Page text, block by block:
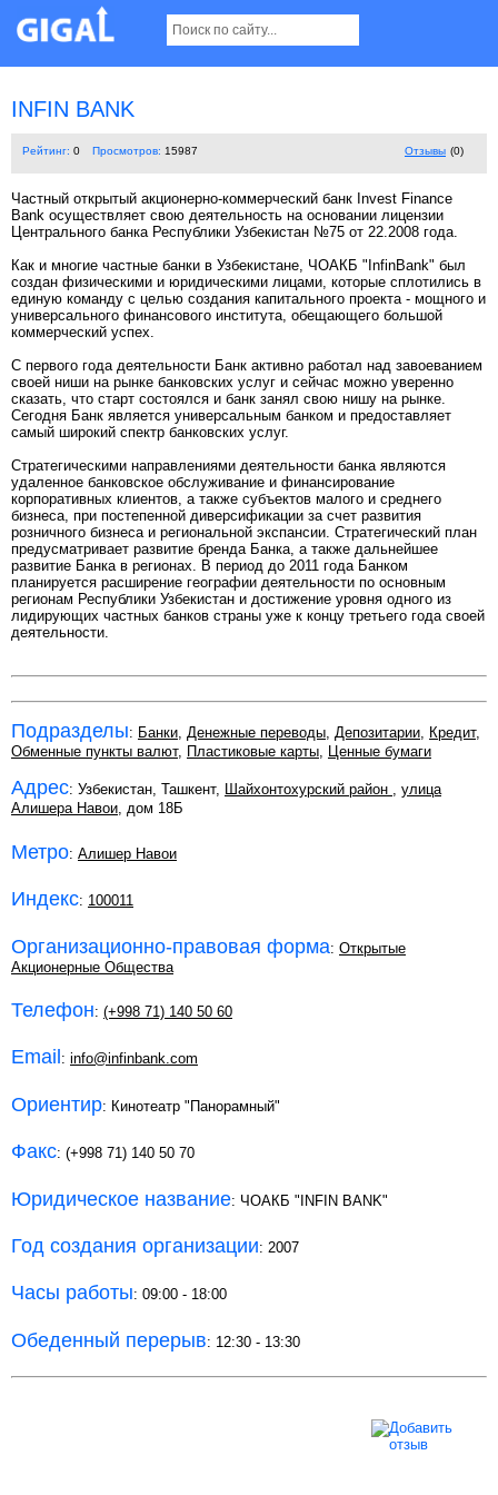
INFIN BANK
Рейтинг: 0 Просмотров: 15987 Отзывы (0)
Частный открытый акционерно-коммерческий банк Invest Finance
Bank осуществляет свою деятельность на основании лицензии
Центрального банка Республики Узбекистан №75 от 22.2008 года.
Как и многие частные банки в Узбекистане, ЧОАКБ "InfinBank" был
создан физическими и юридическими лицами, которые сплотились в
единую команду с целью создания капитального проекта - мощного и
универсального финансового института, обещающего большой
коммерческий успех.
С первого года деятельности Банк активно работал над завоеванием
своей ниши на рынке банковских услуг и сейчас можно уверенно
сказать, что старт состоялся и банк занял свою нишу на рынке.
Сегодня Банк является универсальным банком и предоставляет
самый широкий спектр банковских услуг.
Стратегическими направлениями деятельности банка являются
удаленное банковское обслуживание и финансирование
корпоративных клиентов, а также субъектов малого и среднего
бизнеса, при постепенной диверсификации за счет развития
розничного бизнеса и региональной экспансии. Стратегический план
предусматривает развитие бренда Банка, а также дальнейшее
развитие Банка в регионах. В период до 2011 года Банком
планируется расширение географии деятельности по основным
регионам Республики Узбекистан и достижение уровня одного из
лидирующих частных банков страны уже к концу третьего года своей
деятельности.
Подразделы: Банки, Денежные переводы, Депозитарии, Кредит,
Обменные пункты валют, Пластиковые карты, Ценные бумаги
Адрес: Узбекистан, Ташкент, Шайхонтохурский район , улица
Алишера Навои, дом 18Б
Метро: Алишер Навои
Индекс: 100011
Организационно-правовая форма: Открытые
Акционерные Общества
Телефон: (+998 71) 140 50 60
Email : info@infinbank.com
Ориентир: Кинотеатр "Панорамный"
Факс: (+998 71) 140 50 70
Юридическое название: ЧОАКБ "INFIN BANK"
Год создания организации: 2007
Часы работы: 09:00 - 18:00
Обеденный перерыв: 12:30 - 13:30